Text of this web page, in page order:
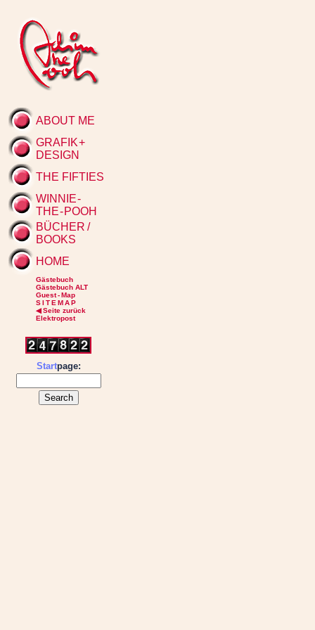
ABOUT ME
GRAFIK+
DESIGN
THE FIFTIES
WINNIE-
THE-POOH
BÜCHER /
BOOKS
HOME
Gästebuch
Gästebuch ALT
Guest - Map
S I T E M A P
◀Seite zurück
Elektropost
Startpage: